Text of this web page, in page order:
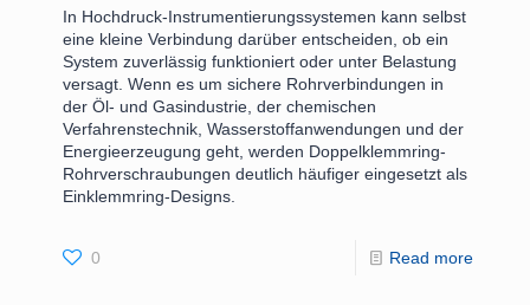
In Hochdruck-Instrumentierungssystemen kann selbst
eine kleine Verbindung darüber entscheiden, ob ein
System zuverlässig funktioniert oder unter Belastung
versagt. Wenn es um sichere Rohrverbindungen in
der Öl- und Gasindustrie, der chemischen
Verfahrenstechnik, Wasserstoffanwendungen und der
Energieerzeugung geht, werden Doppelklemmring-
Rohrverschraubungen deutlich häufiger eingesetzt als
Einklemmring-Designs.
0 Read more